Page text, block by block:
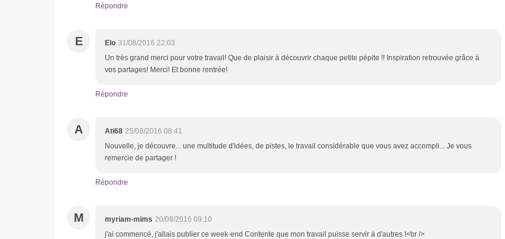
Répondre
E Elo 31/08/2016 22:03
Un très grand merci pour votre travail! Que de plaisir à découvrir chaque petite pépite !! Inspiration retrouvée grâce à
vos partages! Merci! Et bonne rentrée!
Répondre
A Ati68 25/08/2016 08:41
Nouvelle, je découvre... une multitude d'idées, de pistes, le travail considérable que vous avez accompli... Je vous
remercie de partager !
Répondre
M myriam-mims 20/08/2016 09:10
j'ai commencé, j'allais publier ce week-end Contente que mon travail puisse servir à d'autres !<br />